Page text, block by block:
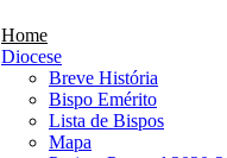
Home
Diocese
Breve História
Bispo Emérito
Lista de Bispos
Mapa